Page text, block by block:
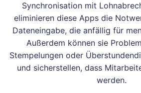
Synchronisation mit
eliminieren diese Apps die
Dateneingabe, die anfällig für
Außerdem können sie
Stempelungen oder
und sicherstellen, dass
werden.